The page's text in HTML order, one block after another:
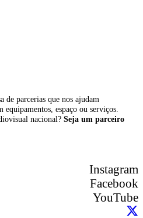
de parcerias que nos ajudam
espaço ou serviços.
nacional? Seja um parceiro
Instagram
Facebook
YouTube